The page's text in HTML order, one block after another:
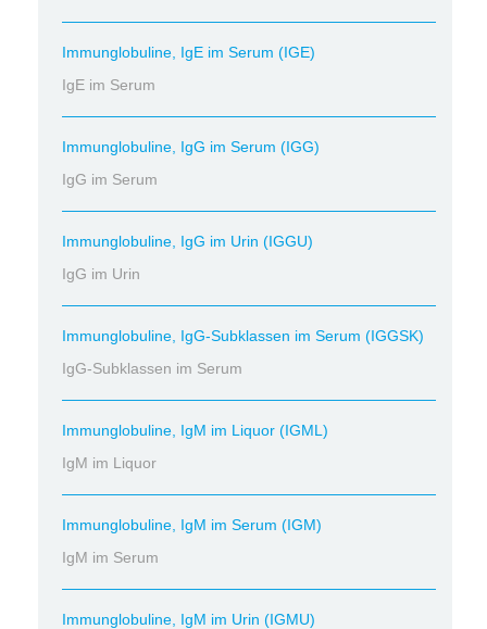
Immunglobuline, IgE im Serum (IGE)
IgE im Serum
Immunglobuline, IgG im Serum (IGG)
IgG im Serum
Immunglobuline, IgG im Urin (IGGU)
IgG im Urin
Immunglobuline, IgG-Subklassen im Serum (IGGSK)
IgG-Subklassen im Serum
Immunglobuline, IgM im Liquor (IGML)
IgM im Liquor
Immunglobuline, IgM im Serum (IGM)
IgM im Serum
Immunglobuline, IgM im Urin (IGMU)